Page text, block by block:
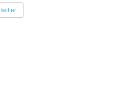
twitter